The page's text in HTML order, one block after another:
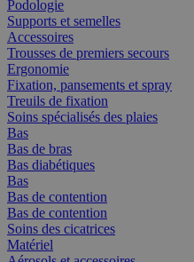
Podologie
Supports et semelles
Accessoires
Trousses de premiers secours
Ergonomie
Fixation, pansements et spray
Treuils de fixation
Soins spécialisés des plaies
Bas
Bas de bras
Bas diabétiques
Bas
Bas de contention
Bas de contention
Soins des cicatrices
Matériel